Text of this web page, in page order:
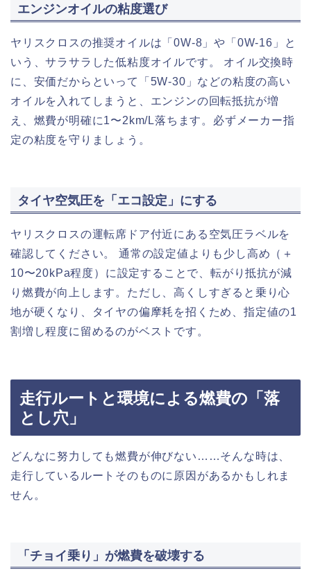
エンジンオイルの粘度選び
ヤリスクロスの推奨オイルは「0W-8」や「0W-16」と
いう、サラサラした低粘度オイルです。 オイル交換時
に、安価だからといって「5W-30」などの粘度の高い
オイルを入れてしまうと、エンジンの回転抵抗が増
え、燃費が明確に1〜2km/L落ちます。必ずメーカー指
定の粘度を守りましょう。
タイヤ空気圧を「エコ設定」にする
ヤリスクロスの運転席ドア付近にある空気圧ラベルを
確認してください。 通常の設定値よりも少し高め（＋
10〜20kPa程度）に設定することで、転がり抵抗が減
り燃費が向上します。ただし、高くしすぎると乗り心
地が硬くなり、タイヤの偏摩耗を招くため、指定値の1
割増し程度に留めるのがベストです。
走行ルートと環境による燃費の「落
とし穴」
どんなに努力しても燃費が伸びない……そんな時は、
走行しているルートそのものに原因があるかもしれま
せん。
「チョイ乗り」が燃費を破壊する